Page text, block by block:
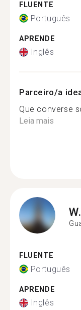
FLUENTE
Português
APRENDE
Inglês
Parceiro/a
Que converse
Leia mais
W.
FLUENTE
Português
APRENDE
Inglês